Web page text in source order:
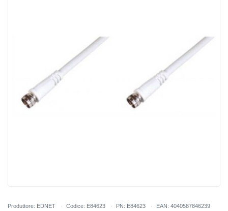
Produttore: EDNET Codice: E84623 PN: E84623 EAN: 4040587846239